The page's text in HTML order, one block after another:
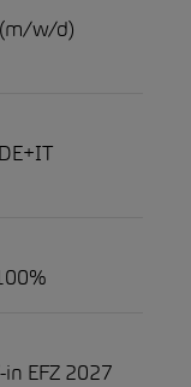
(m/w/d)
EFZ 2027